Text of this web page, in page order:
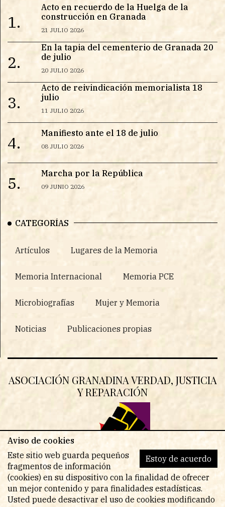
1.
Acto en recuerdo de la Huelga de la
construcción en Granada
21 JULIO 2026
2.
En la tapia del cementerio de Granada 20
de julio
20 JULIO 2026
3.
Acto de reivindicación memorialista 18
julio
11 JULIO 2026
4.
Manifiesto ante el 18 de julio
08 JULIO 2026
5.
Marcha por la República
09 JUNIO 2026
CATEGORÍAS
Artículos Lugares de la Memoria
Memoria Internacional Memoria PCE
Microbiografías Mujer y Memoria
Noticias Publicaciones propias
ASOCIACIÓN GRANADINA VERDAD, JUSTICIA
Y REPARACIÓN
Aviso de cookies
Estoy de acuerdo
Este sitio web guarda pequeños
fragmentos de información
(cookies) en su dispositivo con la finalidad de ofrecer
un mejor contenido y para finalidades estadísticas.
Usted puede desactivar el uso de cookies modificando